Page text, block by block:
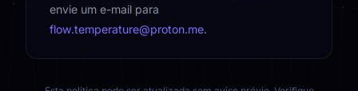
envie um e-mail para
flow.temperature@proton.me.